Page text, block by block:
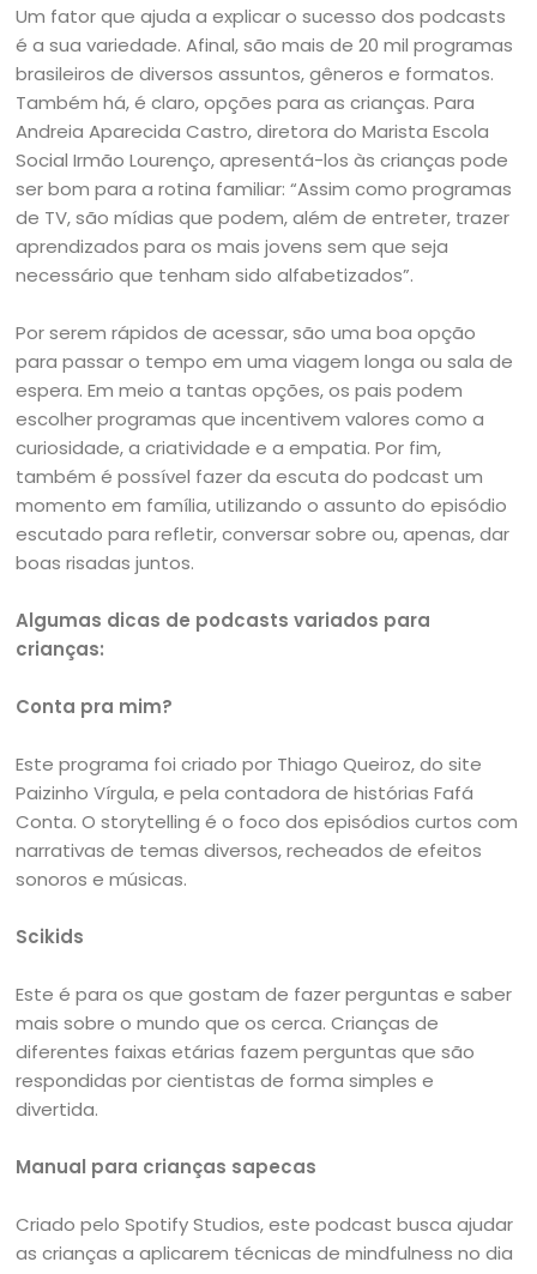
Um fator que ajuda a explicar o sucesso dos podcasts
é a sua variedade. Afinal, são mais de 20 mil programas
brasileiros de diversos assuntos, gêneros e formatos.
Também há, é claro, opções para as crianças. Para
Andreia Aparecida Castro, diretora do Marista Escola
Social Irmão Lourenço, apresentá-los às crianças pode
ser bom para a rotina familiar: “Assim como programas
de TV, são mídias que podem, além de entreter, trazer
aprendizados para os mais jovens sem que seja
necessário que tenham sido alfabetizados”.
Por serem rápidos de acessar, são uma boa opção
para passar o tempo em uma viagem longa ou sala de
espera. Em meio a tantas opções, os pais podem
escolher programas que incentivem valores como a
curiosidade, a criatividade e a empatia. Por fim,
também é possível fazer da escuta do podcast um
momento em família, utilizando o assunto do episódio
escutado para refletir, conversar sobre ou, apenas, dar
boas risadas juntos.
Algumas dicas de podcasts variados para
crianças:
Conta pra mim?
Este programa foi criado por Thiago Queiroz, do site
Paizinho Vírgula, e pela contadora de histórias Fafá
Conta. O storytelling é o foco dos episódios curtos com
narrativas de temas diversos, recheados de efeitos
sonoros e músicas.
Scikids
Este é para os que gostam de fazer perguntas e saber
mais sobre o mundo que os cerca. Crianças de
diferentes faixas etárias fazem perguntas que são
respondidas por cientistas de forma simples e
divertida.
Manual para crianças sapecas
Criado pelo Spotify Studios, este podcast busca ajudar
as crianças a aplicarem técnicas de mindfulness no dia